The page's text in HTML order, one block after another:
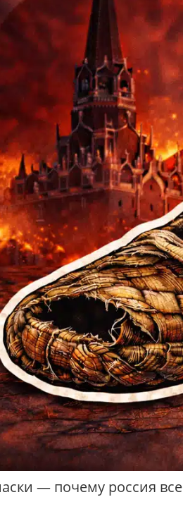
— почему россия